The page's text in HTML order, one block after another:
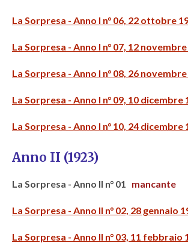
La Sorpresa - Anno I n° 06, 22 ottobre
La Sorpresa - Anno I n° 07, 12
La Sorpresa - Anno I n° 08, 26
La Sorpresa - Anno I n° 09, 10 dicembre
La Sorpresa - Anno I n° 10, 24 dicembre
Anno II (1923)
La Sorpresa - Anno II n° 01 mancante
La Sorpresa - Anno II n° 02, 28 gennaio
La Sorpresa - Anno II n° 03, 11 febbraio